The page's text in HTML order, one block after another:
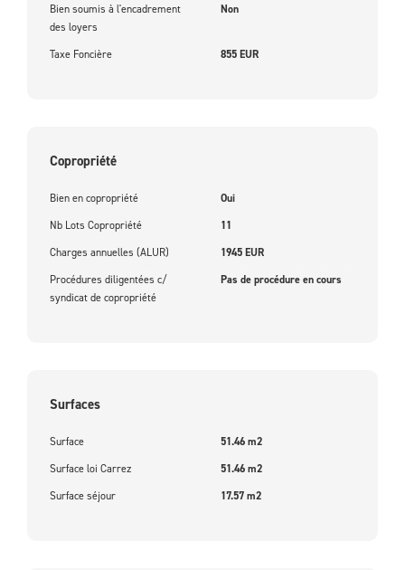
Bien soumis à l'encadrement
des loyers
Non
Taxe Foncière 855 EUR
Copropriété
Bien en copropriété Oui
Nb Lots Copropriété 11
Charges annuelles (ALUR) 1945 EUR
Procédures diligentées c/
syndicat de copropriété
Pas de procédure en cours
Surfaces
Surface 51.46 m2
Surface loi Carrez 51.46 m2
Surface séjour 17.57 m2